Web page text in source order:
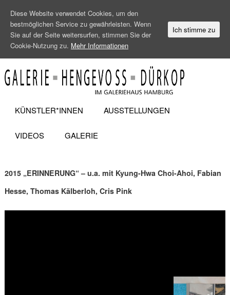
KÜNSTLER*INNEN AUSSTELLUNGEN
VIDEOS GALERIE
2015 „ERINNERUNG“ – u.a. mit Kyung-Hwa Choi-Ahoi, Fabian
Hesse, Thomas Kälberloh, Cris Pink
Diese Website verwendet Cookies, um den
bestmöglichen Service zu gewährleisten. Wenn
Sie auf der Seite weitersurfen, stimmen Sie der
Cookie-Nutzung zu. Mehr Informationen
Ich stimme zu